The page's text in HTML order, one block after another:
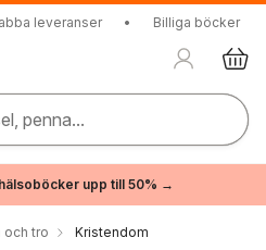
leveranser • Billiga böcker
penna...
upp till 50% →
och tro Kristendom